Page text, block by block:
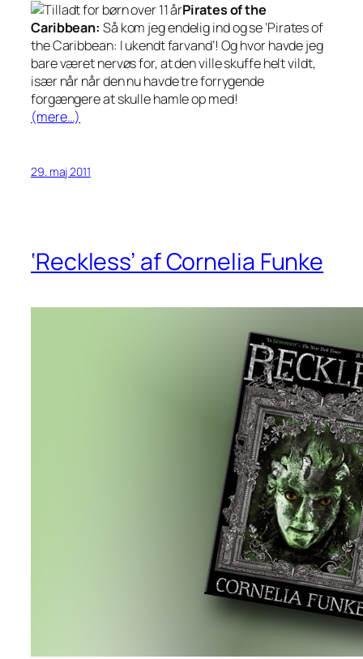
Pirates of the
Caribbean: Så kom jeg endelig ind og se ’Pirates of
the Caribbean: I ukendt farvand’! Og hvor havde jeg
bare været nervøs for, at den ville skuffe helt vildt,
især når når den nu havde tre forrygende
forgængere at skulle hamle op med!
(mere…)
29. maj 2011
‘Reckless’ af Cornelia Funke